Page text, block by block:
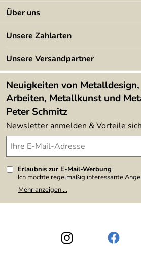
Kontakt
Kundeninformationen
Newsletter
Lieferbedingungen
Über uns
Angebote
Kundenbewertungen (394)
4,9/5
Unsere Zahlarten
Unsere Versandpartner
Neuigkeiten von
Arbeiten, Metallkunst und
Peter Schmitz
Newsletter anmelden & Vorteile
Erlaubnis zur E-Mail-Werbung
Ich möchte regelmäßig interessante
Meine E-Mail-Adresse wird nicht an
weitergegeben. Zu statistischen Zwecken
den Link "Abmelden" am Ende des
Datenschutzerklärung
habe ich zur
Mehr anzeigen ...